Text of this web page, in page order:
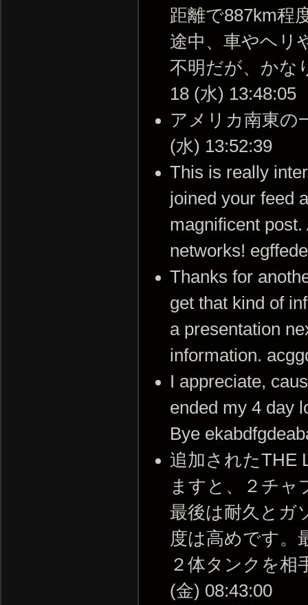
距離で887km程
途中、車やヘリ
不明だが、かな
18 (水) 13:48:05
アメリカ南東の
(水) 13:52:39
This is really
joined your feed
magnificent
networks!
Thanks for
get that kind of
a presentation
information.
I appreciate,
ended my 4 day
Bye
追加されたTHE
ますと、２チャ
最後は耐久とガ
度は高めです。
２体タンクを相
(金) 08:43:00